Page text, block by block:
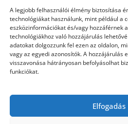
A legjobb felhasználói élmény biztosítása
technológiákat használunk, mint például a
eszközinformációkat és/vagy hozzáférnek
technológiákhoz való hozzájárulás
adatokat dolgozzunk fel ezen az oldalon,
vagy az egyedi azonosítók. A hozzájárulás
visszavonása hátrányosan befolyásolhat
funkciókat.
Elfogadás
Egészség
Egyéb
Étel
Szolgáltatás
Vásárlás
Webáruház